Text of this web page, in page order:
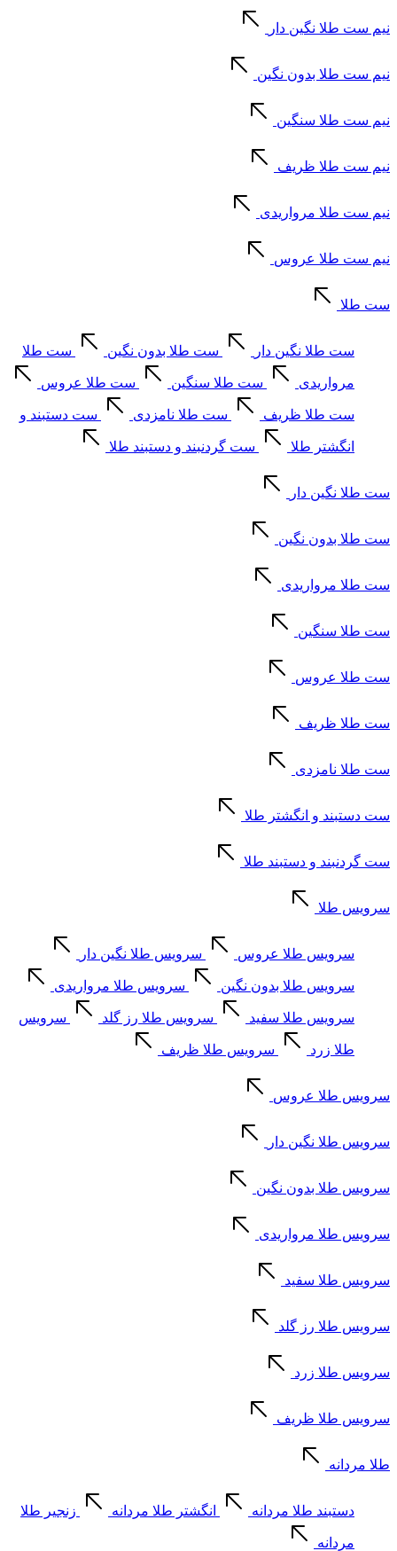
نیم ست طلا نگین دار
نیم ست طلا بدون نگین
نیم ست طلا سنگین
نیم ست طلا ظریف
نیم ست طلا مرواریدی
نیم ست طلا عروس
ست طلا
ست طلا نگین دار ست طلا بدون نگین ست طلا
مرواریدی ست طلا سنگین ست طلا عروس
ست طلا ظریف ست طلا نامزدی ست دستبند و
انگشتر طلا ست گردنبند و دستبند طلا
ست طلا نگین دار
ست طلا بدون نگین
ست طلا مرواریدی
ست طلا سنگین
ست طلا عروس
ست طلا ظریف
ست طلا نامزدی
ست دستبند و انگشتر طلا
ست گردنبند و دستبند طلا
سرویس طلا
سرویس طلا عروس سرویس طلا نگین دار
سرویس طلا بدون نگین سرویس طلا مرواریدی
سرویس طلا سفید سرویس طلا رز گلد سرویس
طلا زرد سرویس طلا ظریف
سرویس طلا عروس
سرویس طلا نگین دار
سرویس طلا بدون نگین
سرویس طلا مرواریدی
سرویس طلا سفید
سرویس طلا رز گلد
سرویس طلا زرد
سرویس طلا ظریف
طلا مردانه
دستبند طلا مردانه انگشتر طلا مردانه زنجیر طلا
مردانه